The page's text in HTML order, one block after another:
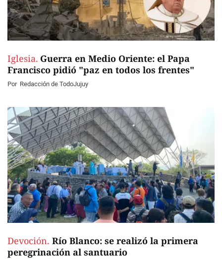
Iglesia. Guerra en Medio Oriente: el Papa
Francisco pidió "paz en todos los frentes"
Por Redacción de TodoJujuy
Devoción. Río Blanco: se realizó la primera
peregrinación al santuario